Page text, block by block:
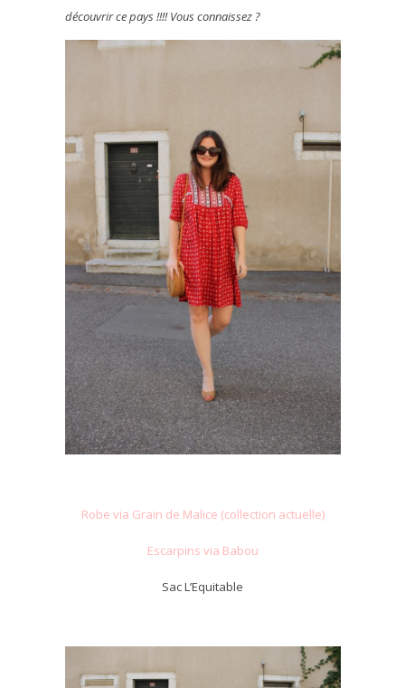
découvrir ce pays !!!! Vous connaissez ?
Robe via Grain de Malice (collection actuelle)
Escarpins via Babou
Sac L’Equitable